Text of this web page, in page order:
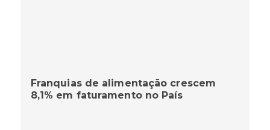
Franquias de alimentação crescem
8,1% em faturamento no País